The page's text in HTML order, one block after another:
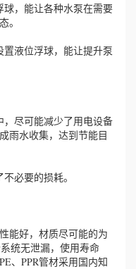
，能让各种水泵在需要
。
液位浮球，能让提升泵
尽可能减少了用电设备
雨水收集，达到节能目
必要的损耗。
好，材质尽可能的为
统无泄漏，使用寿命
、PPR管材采用国内知